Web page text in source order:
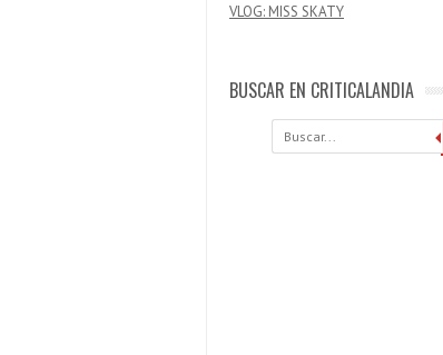
VLOG: MISS SKATY
BUSCAR EN CRITICALANDIA
Buscar